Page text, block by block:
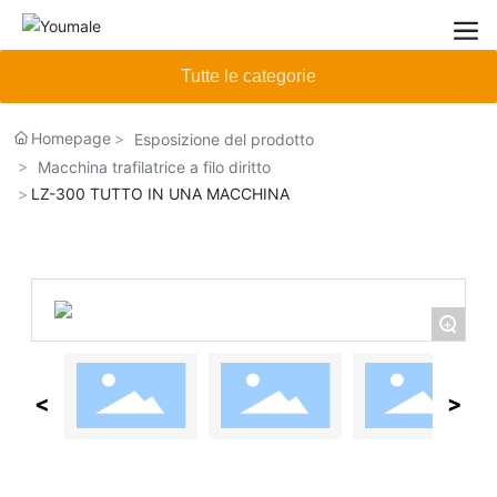
Tutte le categorie
Homepage
Esposizione del prodotto
Macchina trafilatrice a filo diritto
LZ-300 TUTTO IN UNA MACCHINA
+